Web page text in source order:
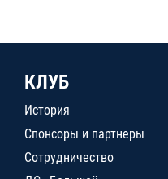
КЛУБ
История
Спонсоры и партнеры
Сотрудничество